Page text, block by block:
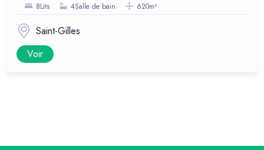
8Lits 4Salle de bain 620m²
Saint-Gilles
Voir